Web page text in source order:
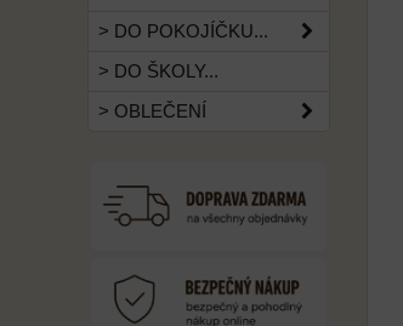
> DO POKOJÍČKU...
> DO ŠKOLY...
> OBLEČENÍ